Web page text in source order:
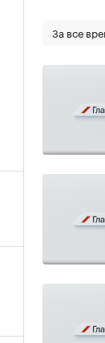
За все